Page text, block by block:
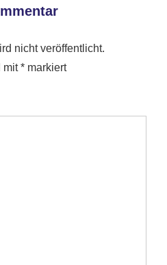
nicht veröffentlicht.
mit* markiert